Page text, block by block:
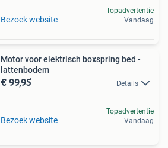
Bezoek website
Topadvertentie
Vandaag
Motor voor elektrisch boxspring bed -
lattenbodem
€ 99,95 Details
Bezoek website
Topadvertentie
Vandaag